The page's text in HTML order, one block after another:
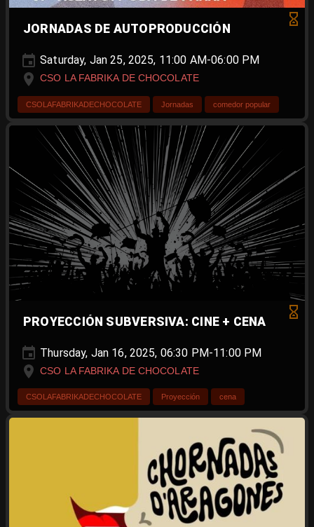
JORNADAS DE AUTOPRODUCCIÓN
Saturday, Jan 25, 2025, 11:00 AM-06:00 PM
CSO LA FABRIKA DE CHOCOLATE
CSOLAFABRIKADECHOCOLATE Jornadas comedor popular
PROYECCIÓN SUBVERSIVA: CINE + CENA
Thursday, Jan 16, 2025, 06:30 PM-11:00 PM
CSO LA FABRIKA DE CHOCOLATE
CSOLAFABRIKADECHOCOLATE Proyección cena